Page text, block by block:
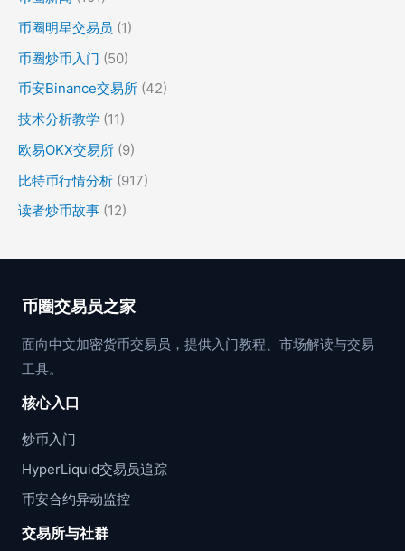
币圈明星交易员 (1)
币圈炒币入门 (50)
币安Binance交易所 (42)
技术分析教学 (11)
欧易OKX交易所 (9)
比特币行情分析 (917)
读者炒币故事 (12)
币圈交易员之家
面向中文加密货币交易员，提供入门教程、市场解读与交易
工具。
核心入口
炒币入门
HyperLiquid交易员追踪
币安合约异动监控
交易所与社群